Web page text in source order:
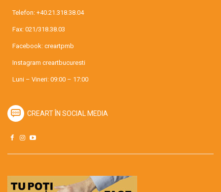
Telefon: +40.21.318.38.04
Fax: 021/318.38.03
Facebook: creartpmb
Instagram creartbucuresti
Luni – Vineri: 09:00 – 17:00
CREART ÎN SOCIAL MEDIA